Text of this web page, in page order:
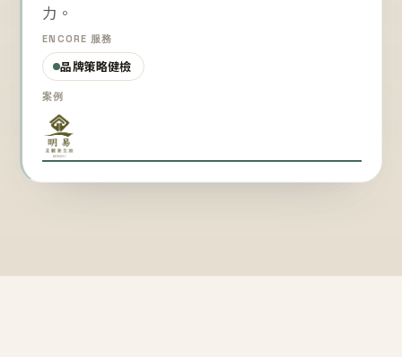
力。
ENCORE 服務
品牌策略健檢
案例